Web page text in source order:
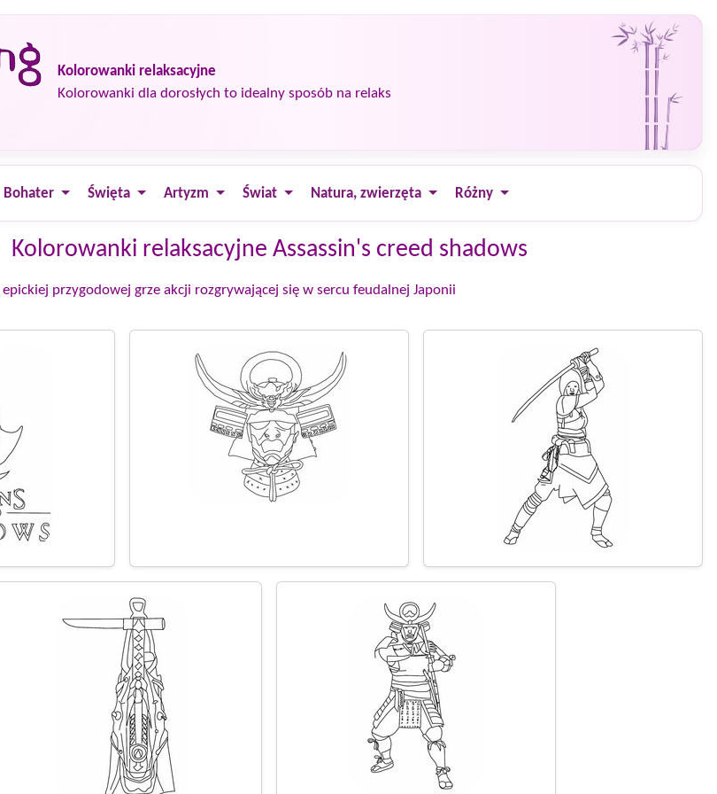
Kolorowanki relaksacyjne
Kolorowanki dla dorosłych to idealny sposób na relaks
Bohater Święta Artyzm Świat Natura, zwierzęta Różny
Kolorowanki relaksacyjne Assassin's creed shadows
przygodowej grze akcji rozgrywającej się w sercu feudalnej Japonii